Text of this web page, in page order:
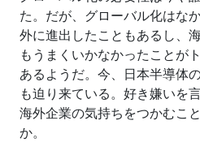
た。だが、グローバル化はな
外に進出したこともあるし、
もうまくいかなかったことが
あるようだ。今、日本半導体
も迫り来ている。好き嫌いを
海外企業の気持ちをつかむこ
か。